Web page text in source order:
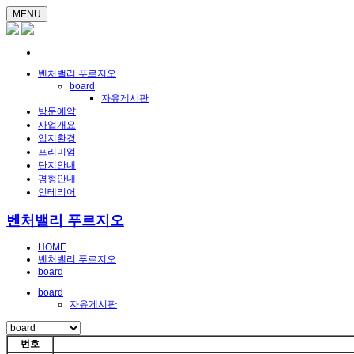
MENU
벤처밸리 푸르지오
board
자유게시판
방문예약
사업개요
입지환경
프리미엄
단지안내
평형안내
인테리어
벤처밸리 푸르지오
HOME
벤처밸리 푸르지오
board
board
자유게시판
번호